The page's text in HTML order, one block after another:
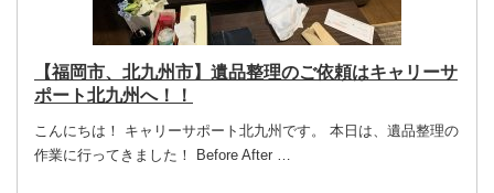
【福岡市、北九州市】遺品整理のご依頼はキャリーサ
ポート北九州へ！！
こんにちは！ キャリーサポート北九州です。 本日は、遺品整理の
作業に行ってきました！ Before After …